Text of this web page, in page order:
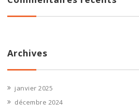
Archives
janvier 2025
décembre 2024